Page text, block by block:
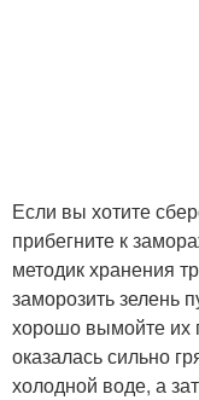
Если вы хотите
прибегните к
методик хранения
заморозить зелень
хорошо вымойте их
оказалась сильно
холодной воде, а